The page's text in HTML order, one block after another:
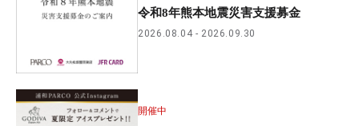
令和8年熊本地震災害支援募金
2026.08.04 2026.09.30
開催中